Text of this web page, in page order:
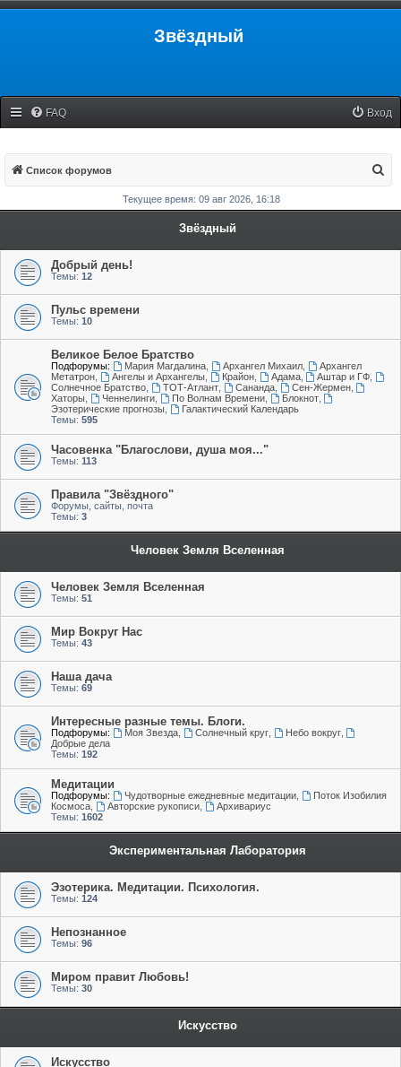
Звёздный
FAQ Вход
Список форумов
и
Текущее время: 09 авг 2026, 16:18
Звёздный
Добрый день!
Темы: 12
Пульс времени
Темы: 10
Великое Белое Братство
Подфорумы: Мария Магдалина, Архангел Михаил,
Архангел
Метатрон
Ангелы и Архангелы, Крайон, Адама, Аштар и ГФ
Солнечное Братство
ТОТ-Атлант, Сананда, Сен-Жермен,
Хаторы
Ченнелинги, По Волнам Времени, Блокнот,
Эзотерические прогнозы
Галактический Календарь
Темы: 595
Часовенка "Благослови, душа моя..."
Темы: 113
Правила "Звёздного"
Форумы, сайты, почта
Темы: 3
Человек Земля Вселенная
Человек Земля Вселенная
Темы: 51
Мир Вокруг Нас
Темы: 43
Наша дача
Темы: 69
Интересные разные темы. Блоги.
Подфорумы: Моя Звезда, Солнечный круг, Небо вокруг,
Добрые дела
Темы: 192
Медитации
Подфорумы: Чудотворные ежедневные медитации,
Поток Изобилия
Космоса
Авторские рукописи,
Архивариус
Темы: 1602
Экспериментальная Лаборатория
Эзотерика. Медитации. Психология.
Темы: 124
Непознанное
Темы: 96
Миром правит Любовь!
Темы: 30
Искусство
Искусство